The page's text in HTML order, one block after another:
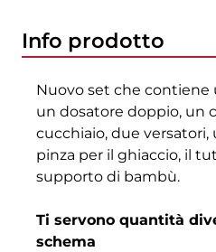
Info prodotto
Nuovo set che contiene
un dosatore doppio, un
cucchiaio, due versatori,
pinza per il ghiaccio, il
supporto di bambù.
Ti servono quantità
schema